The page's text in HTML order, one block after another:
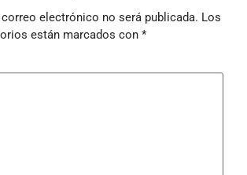
electrónico no será publicada. Los
están marcados con *